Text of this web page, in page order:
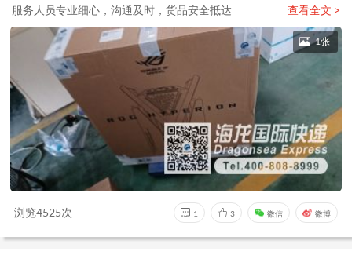
服务人员专业细心，沟通及时，货品安全抵达 查看全文 >
1张
浏览4525次 1 3 微信 微博